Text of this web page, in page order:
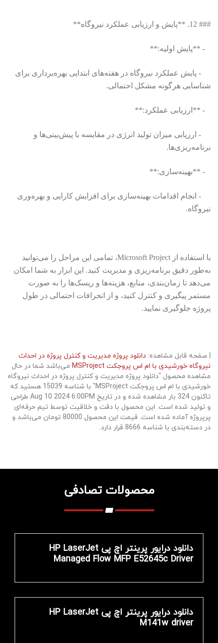
### 12. **پایش و ارزیابی عملکرد نیروگاه**
- **پایش اولیه:**
- پایش عملکرد نیروگاه در هفته‌های ابتدایی بهره‌برداری برای
شناسایی هرگونه مشکل احتمالی.
- **ارزیابی عملکرد:**
- ارزیابی میزان تولید انرژی در مقایسه با پیش‌بینی‌ها و
برنامه‌ریزی‌ها.
- **بهینه‌سازی:**
- انجام اقدامات بهینه‌سازی برای افزایش کارایی و بهره‌وری
نیروگاه.
با استفاده از Microsoft Project، تمامی این مراحل را می‌توانید
به‌طور دقیق برنامه‌ریزی و مدیریت کنید. این ابزار به شما امکان
می‌دهد تا زمان‌بندی، منابع، هزینه‌ها و ریسک‌ها را به صورت
مستمر پیگیری و کنترل کنید، و از انحرافات احتمالی در طول
پروژه جلوگیری نمایید.
| صفحه قابل مشاهده: دانلود پروژه مدیریت و کنترل پروژه در احداث
نیروگاه خورشیدی با ام اس پروجکت MSProject
می‌باشد شما در حال
مشاهده محصول "دانلود پروژه مدیریت و کنترل پروژه در احداث نیروگاه
خورشیدی با ام اس پروجکت MSProject" با شناسه 15039 هستید که
تاکنون 324 بار مشاهده شده و در تاریخ Aug 10 2024 6:00PM طراحی
و تولید شده است. این محصول با دقت و خلاقیت توسط تیم حرفه‌ای
پرپروژه آماده شده است. قیمت این محصول 80000 تومان می‌باشد و
در دسته‌بندی با شناسه 8666 قرار دارد.
محصولات تصادفی
دانلود درایور پرینتر اچ پی HP LaserJet
Managed Flow MFP E52645c Driver
دانلود درایور پرینتر اچ پی HP LaserJet
M141w driver